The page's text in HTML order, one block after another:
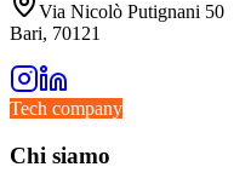
Via Nicolò Putignani 50
Bari, 70121
Tech company
Chi siamo